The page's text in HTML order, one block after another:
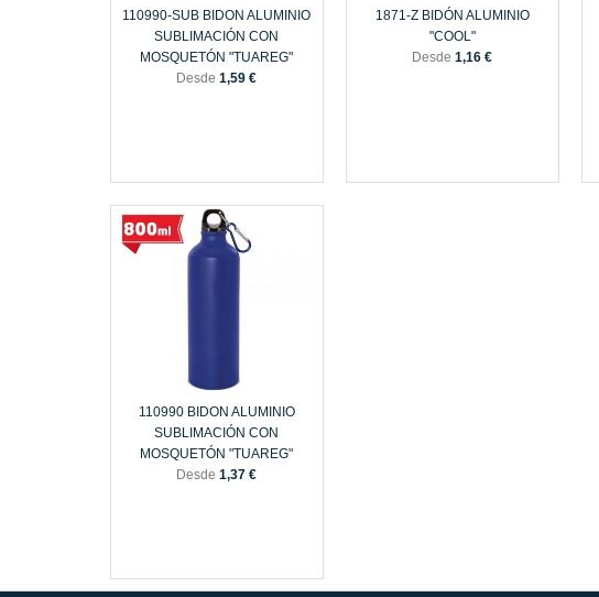
110990-SUB BIDON ALUMINIO
SUBLIMACIÓN CON
MOSQUETÓN "TUAREG"
Desde1,59 €
1871-Z BIDÓN ALUMINIO
"COOL"
Desde1,16 €
110990 BIDON ALUMINIO
SUBLIMACIÓN CON
MOSQUETÓN "TUAREG"
Desde1,37 €